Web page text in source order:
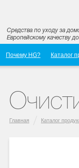
Средства по уходу за
Европейскому качеству
Почему HG? Каталог
Главная Каталог